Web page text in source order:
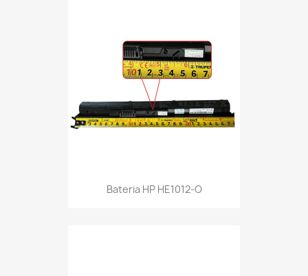
Bateria HP HE1012-O